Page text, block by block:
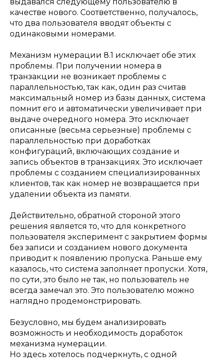
качестве нового. Соответственно, получалось,
что два пользователя вводят объекты с
одинаковыми номерами.
Механизм нумерации 8.1 исключает обе этих
проблемы. При получении номера в
транзакции не возникает проблемы с
параллельностью, так как, один раз считав
максимальный номер из базы данных, система
помнит его и автоматически увеличивает при
выдаче очередного номера. Это исключает
описанные (весьма серьезные) проблемы с
параллельностью при доработках
конфигураций, включающих создание и
запись объектов в транзакциях. Это исключает
проблемы с созданием специализированных
клиентов, так как номер не возвращается при
удалении объекта из памяти.
Действительно, обратной стороной этого
решения является то, что для конкретного
пользователя эксперимент с закрытием формы
без записи и созданием нового документа
приводит к появлению пропуска. Раньше ему
казалось, что система заполняет пропуски. Хотя,
по сути, это было не так, но пользователь не
всегда замечал это. Это пользователю можно
наглядно продемонстрировать.
Безусловно, мы будем анализировать
возможность и необходимость доработок
механизма нумерации.
Но здесь хотелось подчеркнуть, с одной